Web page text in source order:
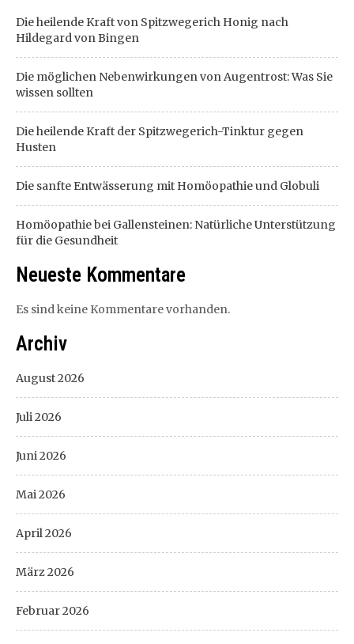
Die heilende Kraft von Spitzwegerich Honig nach
Hildegard von Bingen
Die möglichen Nebenwirkungen von Augentrost: Was Sie
wissen sollten
Die heilende Kraft der Spitzwegerich-Tinktur gegen
Husten
Die sanfte Entwässerung mit Homöopathie und Globuli
Homöopathie bei Gallensteinen: Natürliche Unterstützung
für die Gesundheit
Neueste Kommentare
Es sind keine Kommentare vorhanden.
Archiv
August 2026
Juli 2026
Juni 2026
Mai 2026
April 2026
März 2026
Februar 2026